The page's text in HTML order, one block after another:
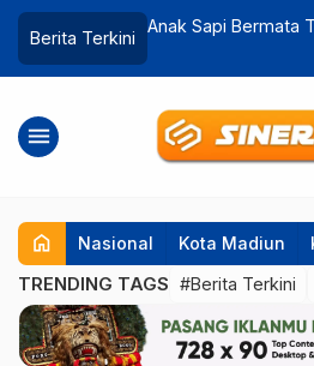
Berita Terkini
Anak Sapi Bermata Tiga dan
Heboh
menu
home Nasional Kota Madiun
TRENDING TAGS #Berita Terkini